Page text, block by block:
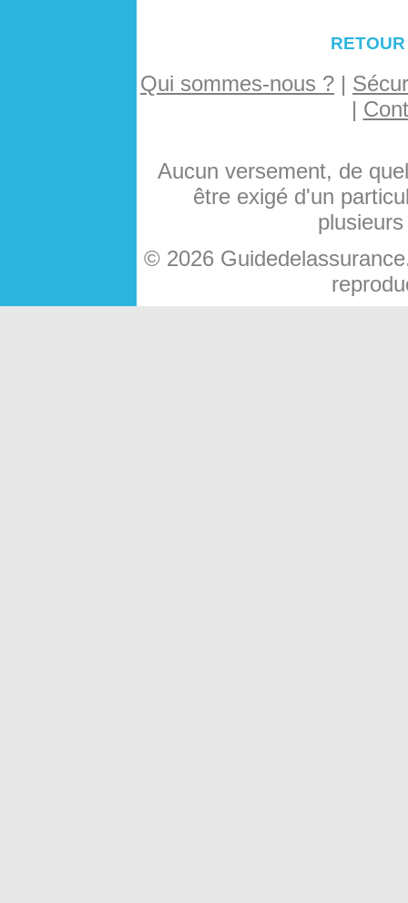
Qui sommes-nous ? |
|
Aucun versement, de
être exigé d'un
© 2026